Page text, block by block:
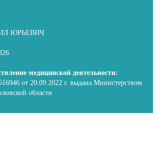
ЮРЬЕВИЧ
медицинской деятельности:
от 20.09.2022 г. выдана Министерством
области